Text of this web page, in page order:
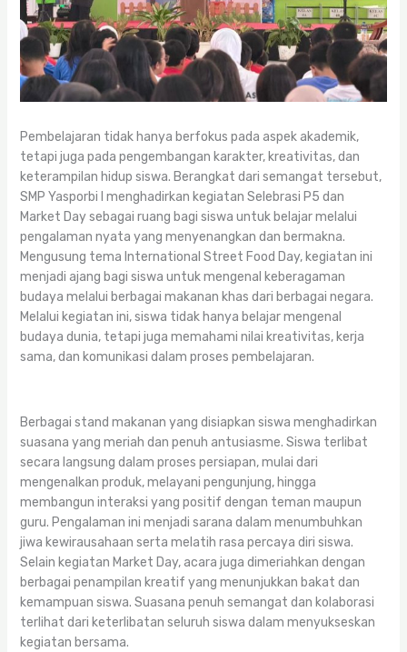
Pembelajaran tidak hanya berfokus pada aspek akademik,
tetapi juga pada pengembangan karakter, kreativitas, dan
keterampilan hidup siswa. Berangkat dari semangat tersebut,
SMP Yasporbi I menghadirkan kegiatan Selebrasi P5 dan
Market Day sebagai ruang bagi siswa untuk belajar melalui
pengalaman nyata yang menyenangkan dan bermakna.
Mengusung tema International Street Food Day, kegiatan ini
menjadi ajang bagi siswa untuk mengenal keberagaman
budaya melalui berbagai makanan khas dari berbagai negara.
Melalui kegiatan ini, siswa tidak hanya belajar mengenal
budaya dunia, tetapi juga memahami nilai kreativitas, kerja
sama, dan komunikasi dalam proses pembelajaran.
Berbagai stand makanan yang disiapkan siswa menghadirkan
suasana yang meriah dan penuh antusiasme. Siswa terlibat
secara langsung dalam proses persiapan, mulai dari
mengenalkan produk, melayani pengunjung, hingga
membangun interaksi yang positif dengan teman maupun
guru. Pengalaman ini menjadi sarana dalam menumbuhkan
jiwa kewirausahaan serta melatih rasa percaya diri siswa.
Selain kegiatan Market Day, acara juga dimeriahkan dengan
berbagai penampilan kreatif yang menunjukkan bakat dan
kemampuan siswa. Suasana penuh semangat dan kolaborasi
terlihat dari keterlibatan seluruh siswa dalam menyukseskan
kegiatan bersama.